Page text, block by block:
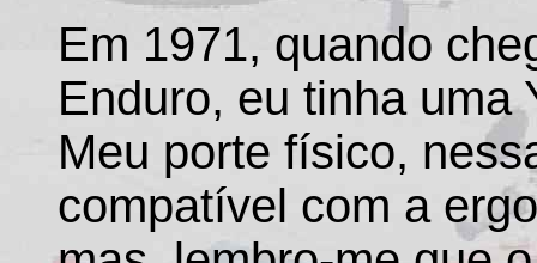
Em 1971, quando
Enduro, eu tinha uma
Meu porte físico,
compatível com a